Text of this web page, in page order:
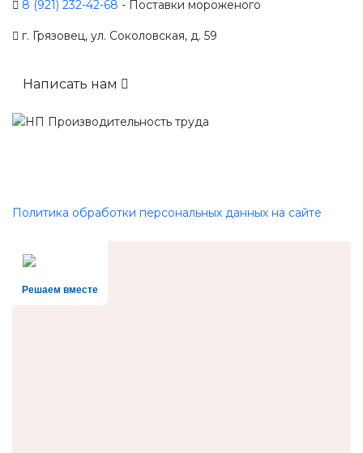
8 (921) 232-42-68 - Поставки мороженого
г. Грязовец, ул. Соколовская, д. 59
Написать нам
Политика обработки персональных данных на сайте
Решаем вместе